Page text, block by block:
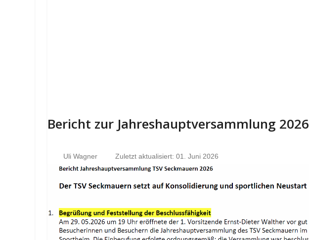
Bericht zur Jahreshauptversammlung 2026
Uli Wagner Zuletzt aktualisiert: 01. Juni 2026